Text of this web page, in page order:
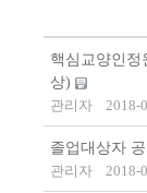
핵심교양인정
상)
관리자
2018-
졸업대상자
관리자
2018-